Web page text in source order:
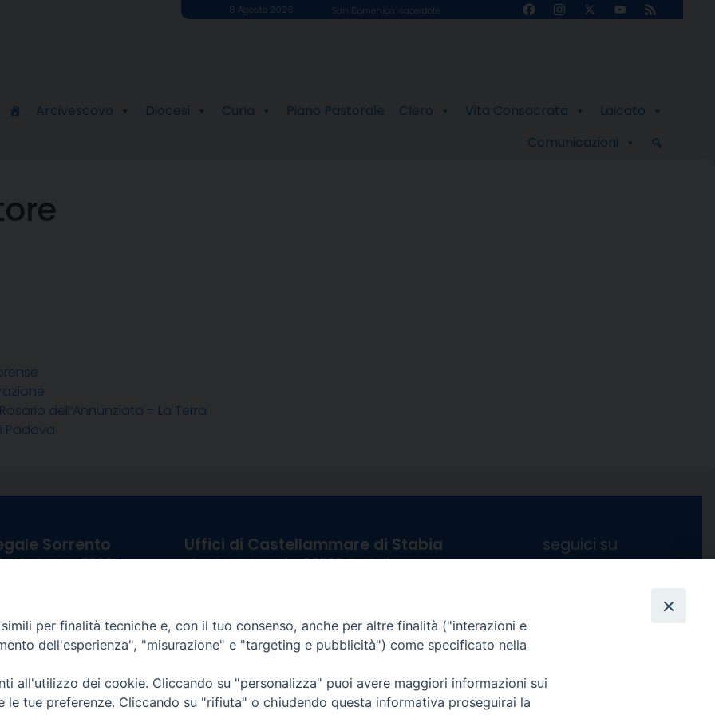
8 Agosto 2026 San Domenico, sacerdote FacebookInstagram
X
YouTube
Feed
Arcivescovo Diocesi Curia Piano Pastorale Clero Vita Consacrata
Laicato
Comunicazioni
dell’Annunziata – La Terra
Padova
Sorrento
Pietà, 44 – 80067
Uffici:
Uffici di Castellammare di Stabia
Vico Sant’Anna, 1 – 80053 Castellammare
Giorni ed Orari Apertura Uffici:
Lunedì e Mercoledì ore 09:00 – 13:00
Uffici Matrimoni:
Lunedì e Mercoledì ore 09:30 – 12:30
seguici su
COPYRIGHT © 2013-2025
per finalità tecniche e, con il tuo consenso, anche per altre finalità ("interazioni e
dell'esperienza", "misurazione" e "targeting e pubblicità") come specificato nella
all'utilizzo dei cookie. Cliccando su "personalizza" puoi avere maggiori informazioni sui
le tue preferenze. Cliccando su "rifiuta" o chiudendo questa informativa proseguirai la